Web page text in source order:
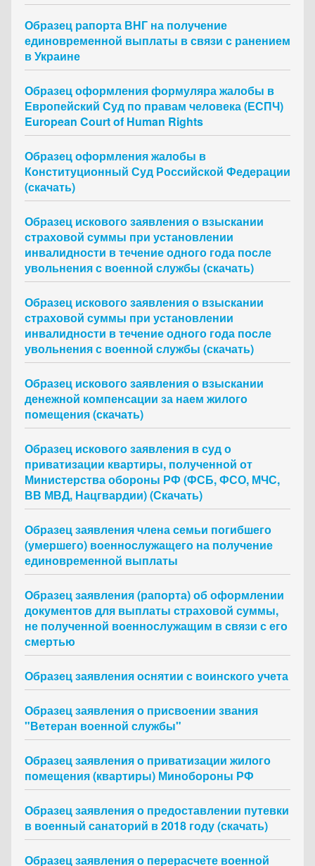
Образец рапорта ВНГ на получение
единовременной выплаты в связи с ранением
в Украине
Образец оформления формуляра жалобы в
Европейский Суд по правам человека (ЕСПЧ)
European Court of Human Rights
Образец оформления жалобы в
Конституционный Суд Российской Федерации
(скачать)
Образец искового заявления о взыскании
страховой суммы при установлении
инвалидности в течение одного года после
увольнения с военной службы (скачать)
Образец искового заявления о взыскании
страховой суммы при установлении
инвалидности в течение одного года после
увольнения с военной службы (скачать)
Образец искового заявления о взыскании
денежной компенсации за наем жилого
помещения (скачать)
Образец искового заявления в суд о
приватизации квартиры, полученной от
Министерства обороны РФ (ФСБ, ФСО, МЧС,
ВВ МВД, Нацгвардии) (Скачать)
Образец заявления члена семьи погибшего
(умершего) военнослужащего на получение
единовременной выплаты
Образец заявления (рапорта) об оформлении
документов для выплаты страховой суммы,
не полученной военнослужащим в связи с его
смертью
Образец заявления оснятии с воинского учета
Образец заявления о присвоении звания
"Ветеран военной службы"
Образец заявления о приватизации жилого
помещения (квартиры) Минобороны РФ
Образец заявления о предоставлении путевки
в военный санаторий в 2018 году (скачать)
Образец заявления о перерасчете военной